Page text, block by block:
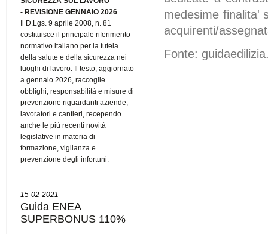
-REVISIONE GENNAIO 2026
Il D.Lgs. 9 aprile 2008, n. 81
costituisce il principale riferimento
normativo italiano per la tutela
della salute e della sicurezza nei
luoghi di lavoro. Il testo, aggiornato
a gennaio 2026, raccoglie
obblighi, responsabilità e misure di
prevenzione riguardanti aziende,
lavoratori e cantieri, recependo
anche le più recenti novità
legislative in materia di
formazione, vigilanza e
prevenzione degli infortuni.
15-02-2021
Guida ENEA
SUPERBONUS 110%
medesime finalita'
acquirenti/
Fonte: